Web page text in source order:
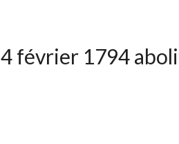
4 février 1794